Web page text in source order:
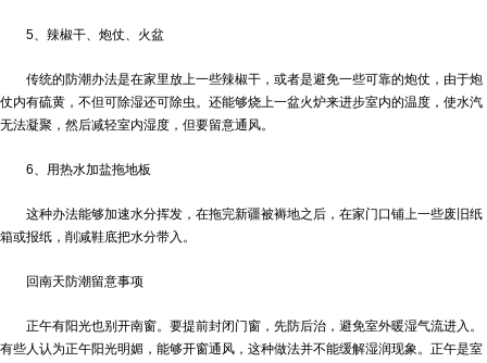
5、辣椒干、炮仗、火盆
传统的防潮办法是在家里放上一些辣椒干，或者是避免一些可靠的炮仗，由于炮
仗内有硫黄，不但可除湿还可除虫。还能够烧上一盆火炉来进步室内的温度，使水汽
无法凝聚，然后减轻室内湿度，但要留意通风。
6、用热水加盐拖地板
这种办法能够加速水分挥发，在拖完新疆被褥地之后，在家门口铺上一些废旧纸
箱或报纸，削减鞋底把水分带入。
回南天防潮留意事项
正午有阳光也别开南窗。要提前封闭门窗，先防后治，避免室外暖湿气流进入。
有些人认为正午阳光明媚，能够开窗通风，这种做法并不能缓解湿润现象。正午是室